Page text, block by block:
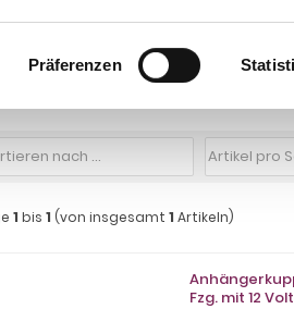
Präferenzen
Mitsubishi Canter
12 Volt
1 bis 1 (von insgesamt 1 Artikeln)
Fzg. mit 12